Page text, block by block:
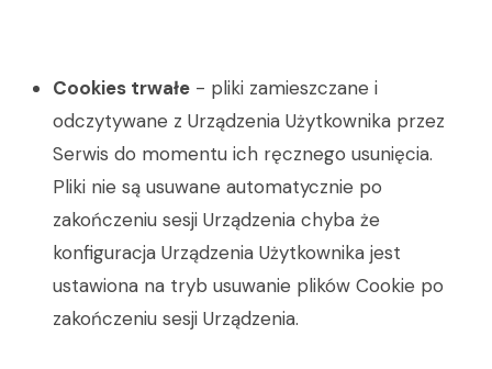
Cookies trwałe - pliki zamieszczane i
odczytywane z Urządzenia Użytkownika przez
Serwis do momentu ich ręcznego usunięcia.
Pliki nie są usuwane automatycznie po
zakończeniu sesji Urządzenia chyba że
konfiguracja Urządzenia Użytkownika jest
ustawiona na tryb usuwanie plików Cookie po
zakończeniu sesji Urządzenia.